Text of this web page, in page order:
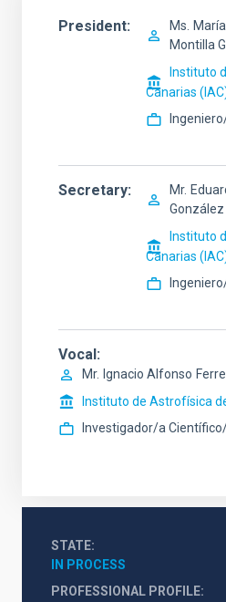
President Ms.
Montilla
Instituto
Canarias
Secretary Mr.
Instituto
Canarias
Vocal
Mr. Ignacio Alfonso
Instituto de Astrofísica
Investigador/a
STATE
IN PROCESS
PROFESSIONAL PROFILE